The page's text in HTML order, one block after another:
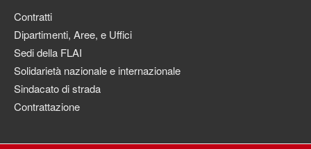
Contratti
Dipartimenti, Aree, e Uffici
Sedi della FLAI
Solidarietà nazionale e internazionale
Sindacato di strada
Contrattazione